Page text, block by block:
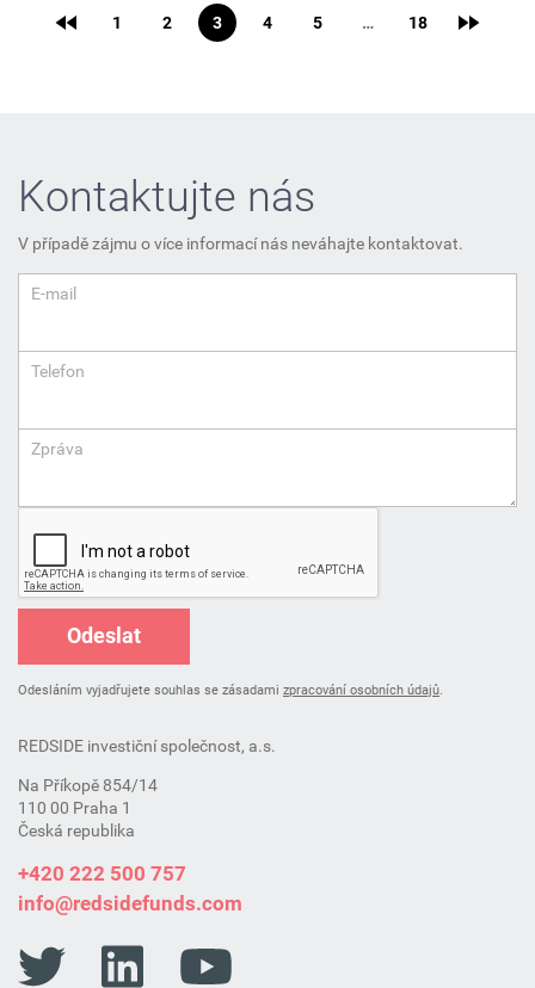
1 2 3 4 5 … 18
Kontaktujte nás
V případě zájmu o více informací nás neváhajte kontaktovat.
E-mail
Telefon
Zpráva
Odeslat
Odesláním vyjadřujete souhlas se zásadami zpracování osobních údajů.
REDSIDE investiční společnost, a.s.
Na Příkopě 854/14
110 00 Praha 1
Česká republika
+420 222 500 757
info@redsidefunds.com